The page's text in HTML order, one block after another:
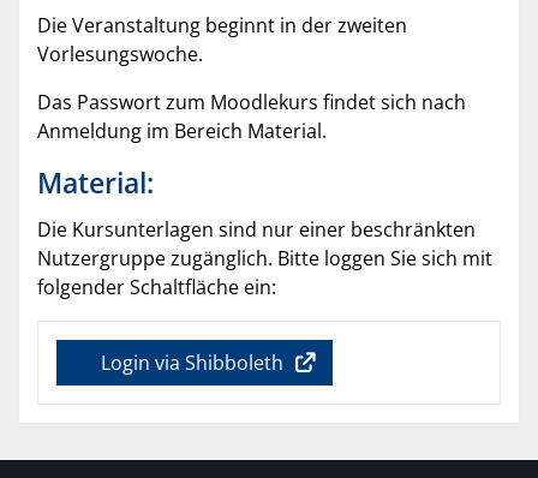
Die Veranstaltung beginnt in der zweiten
Vorlesungswoche.
Das Passwort zum Moodlekurs findet sich nach
Anmeldung im Bereich Material.
Material:
Die Kursunterlagen sind nur einer beschränkten
Nutzergruppe zugänglich. Bitte loggen Sie sich mit
folgender Schaltfläche ein:
Login via Shibboleth